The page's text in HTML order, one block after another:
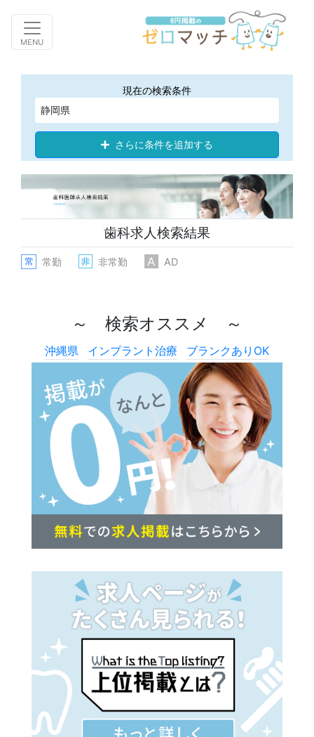
Toggle navigation
MENU
現在の検索条件
静岡県
さらに条件を追加する
歯科求人検索結果
常勤 非常勤 AD
～ 検索オススメ ～
沖縄県 インプラント治療 ブランクありOK